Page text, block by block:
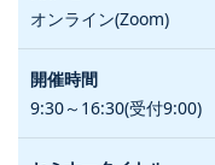
オンライン(Zoom)
9:30～16:30(受付9:00)